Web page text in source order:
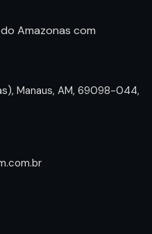
Amazonas com
Manaus, AM, 69098-044,